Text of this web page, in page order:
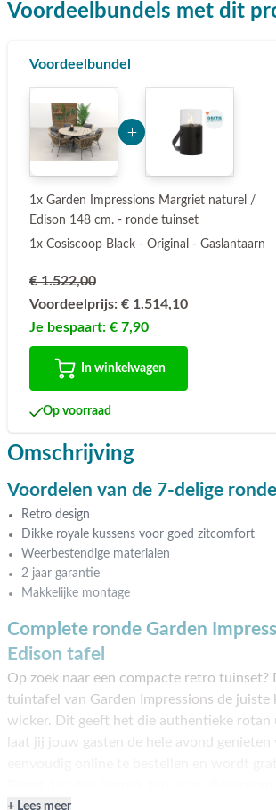
Voordeelbundels met dit
Voordeelbundel
1x Garden Impressions Margriet naturel /
Edison 148 cm. - ronde tuinset
1x Cosiscoop Black - Original - Gaslantaarn
€ 1.522,00
Voordeelprijs: € 1.514,10
Je bespaart: € 7,90
In winkelwagen
Op voorraad
Omschrijving
Voordelen van de 7-delige
Retro design
Dikke royale kussens voor goed zitcomfort
Weerbestendige materialen
2 jaar garantie
Makkelijke montage
Complete ronde Garden
Edison tafel
Op zoek naar een compacte retro
tuintafel van Garden Impressions de juiste
wicker. Dit geeft het die authentieke
laat jij jouw gasten de hele avond
harte welkom!
Lees meer